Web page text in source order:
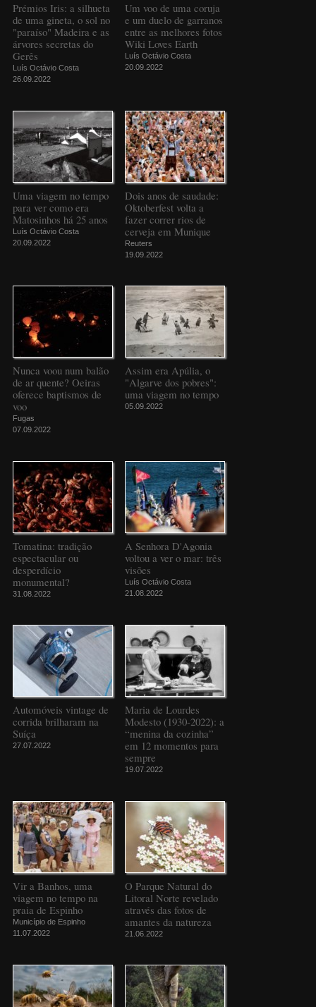
Prémios Iris: a silhueta
de uma gineta, o sol no
"paraíso" Madeira e as
árvores secretas do
Gerês
Luís Octávio Costa
26.09.2022
Um voo de uma coruja
e um duelo de garranos
entre as melhores fotos
Wiki Loves Earth
Luís Octávio Costa
20.09.2022
Uma viagem no tempo
para ver como era
Matosinhos há 25 anos
Luís Octávio Costa
20.09.2022
Dois anos de saudade:
Oktoberfest volta a
fazer correr rios de
cerveja em Munique
Reuters
19.09.2022
Nunca voou num balão
de ar quente? Oeiras
oferece baptismos de
voo
Fugas
07.09.2022
Assim era Apúlia, o
"Algarve dos pobres":
uma viagem no tempo
05.09.2022
Tomatina: tradição
espectacular ou
desperdício
monumental?
31.08.2022
A Senhora D'Agonia
voltou a ver o mar: três
visões
Luís Octávio Costa
21.08.2022
Automóveis vintage de
corrida brilharam na
Suíça
27.07.2022
Maria de Lourdes
Modesto (1930-2022): a
“menina da cozinha”
em 12 momentos para
sempre
19.07.2022
Vir a Banhos, uma
viagem no tempo na
praia de Espinho
Município de Espinho
11.07.2022
O Parque Natural do
Litoral Norte revelado
através das fotos de
amantes da natureza
21.06.2022